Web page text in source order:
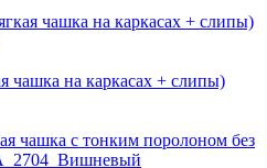
чашка на каркасах + слипы)